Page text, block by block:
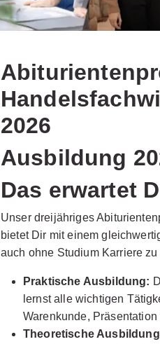
2026
Ausbildung
Das erwartet
Unser dreijähriges
bietet Dir mit einem
auch ohne Studium Karriere zu
Praktische Ausbildung:
lernst alle wichtigen
Warenkunde,
Theoretische